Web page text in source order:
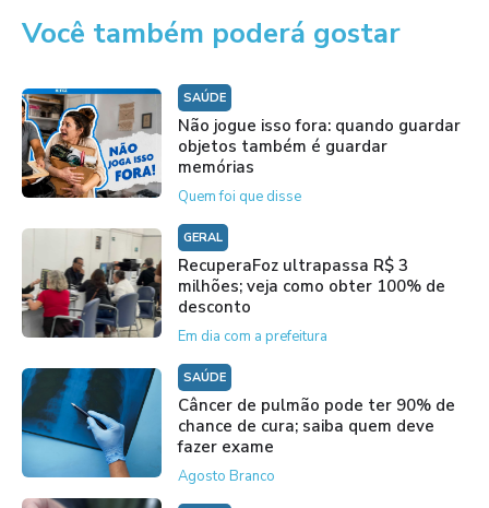
Você também poderá gostar
SAÚDE
Não jogue isso fora: quando guardar
objetos também é guardar
memórias
Quem foi que disse
GERAL
RecuperaFoz ultrapassa R$ 3
milhões; veja como obter 100% de
desconto
Em dia com a prefeitura
SAÚDE
Câncer de pulmão pode ter 90% de
chance de cura; saiba quem deve
fazer exame
Agosto Branco